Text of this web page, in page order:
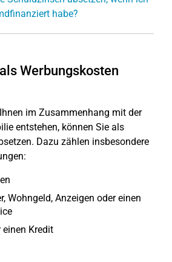
habe?
Werbungskosten
im Zusammenhang mit der
entstehen, können Sie als
Dazu zählen insbesondere
Wohngeld, Anzeigen oder einen
Kredit